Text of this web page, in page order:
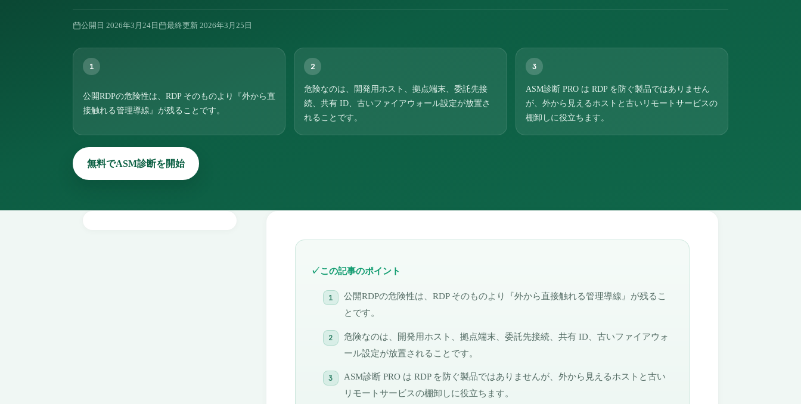
公開日2026年3月24日 最終更新2026年3月25日
1
公開RDPの危険性は、RDP そのものより『外から直
接触れる管理導線』が残ることです。
2
危険なのは、開発用ホスト、拠点端末、委託先接
続、共有 ID、古いファイアウォール設定が放置さ
れることです。
3
ASM診断 PRO は RDP を防ぐ製品ではありません
が、外から見えるホストと古いリモートサービスの
棚卸しに役立ちます。
無料でASM診断を開始
この記事のポイント
公開RDPの危険性は、RDP そのものより『外から直接触れる管理導線』が残るこ
とです。
危険なのは、開発用ホスト、拠点端末、委託先接続、共有 ID、古いファイアウォ
ール設定が放置されることです。
ASM診断 PRO は RDP を防ぐ製品ではありませんが、外から見えるホストと古い
リモートサービスの棚卸しに役立ちます。